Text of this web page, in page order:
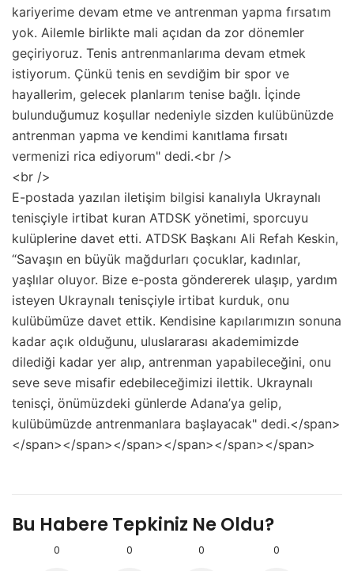
kariyerime devam etme ve antrenman yapma fırsatım
yok. Ailemle birlikte mali açıdan da zor dönemler
geçiriyoruz. Tenis antrenmanlarıma devam etmek
istiyorum. Çünkü tenis en sevdiğim bir spor ve
hayallerim, gelecek planlarım tenise bağlı. İçinde
bulunduğumuz koşullar nedeniyle sizden kulübünüzde
antrenman yapma ve kendimi kanıtlama fırsatı
vermenizi rica ediyorum" dedi.<br />
<br />
E-postada yazılan iletişim bilgisi kanalıyla Ukraynalı
tenisçiyle irtibat kuran ATDSK yönetimi, sporcuyu
kulüplerine davet etti. ATDSK Başkanı Ali Refah Keskin,
“Savaşın en büyük mağdurları çocuklar, kadınlar,
yaşlılar oluyor. Bize e-posta göndererek ulaşıp, yardım
isteyen Ukraynalı tenisçiyle irtibat kurduk, onu
kulübümüze davet ettik. Kendisine kapılarımızın sonuna
kadar açık olduğunu, uluslararası akademimizde
dilediği kadar yer alıp, antrenman yapabileceğini, onu
seve seve misafir edebileceğimizi ilettik. Ukraynalı
tenisçi, önümüzdeki günlerde Adana’ya gelip,
kulübümüzde antrenmanlara başlayacak" dedi.</span>
</span></span></span></span></span></span>
Bu Habere Tepkiniz Ne Oldu?
0 0 0 0